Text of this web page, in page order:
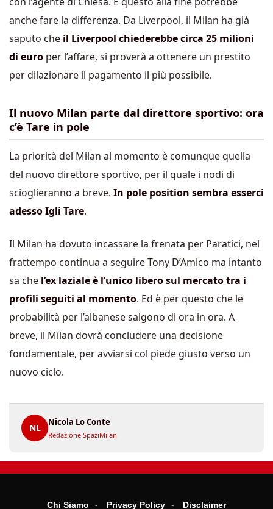
anche fare la differenza. Da Liverpool, il Milan ha già
saputo che il Liverpool chiederebbe circa 25 milioni
di euro per l’affare, si proverà a ottenere un prestito
per dilazionare il pagamento il più possibile.
Il nuovo Milan parte dal direttore sportivo: ora
c’è Tare in pole
La priorità del Milan al momento è comunque quella
del nuovo direttore sportivo, per il quale i nodi di
scioglieranno a breve. In pole position sembra esserci
adesso Igli Tare.
Il Milan ha dovuto incassare la frenata per Paratici, nel
frattempo continua a seguire Tony D’Amico ma intanto
sa che l’ex laziale è l’unico libero sul mercato tra i
profili seguiti al momento. Ed è per questo che le
probabilità per l’albanese salgono di ora in ora. A
breve, il Milan dovrà concludere una decisione
fondamentale, per avviarsi col piede giusto verso un
nuovo ciclo.
NL
Nicola Lo Conte
Redazione SpaziMilan
Chi Siamo Privacy Policy Disclaimer